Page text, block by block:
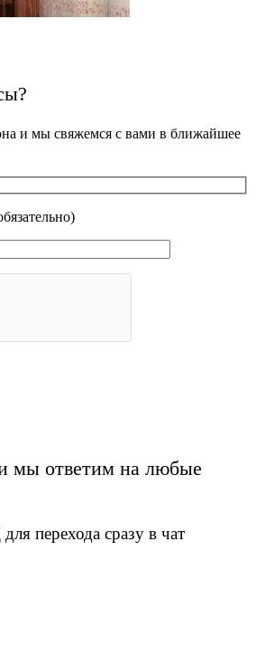
и мы свяжемся с вами в ближайшее
мы ответим на любые
перехода сразу в чат